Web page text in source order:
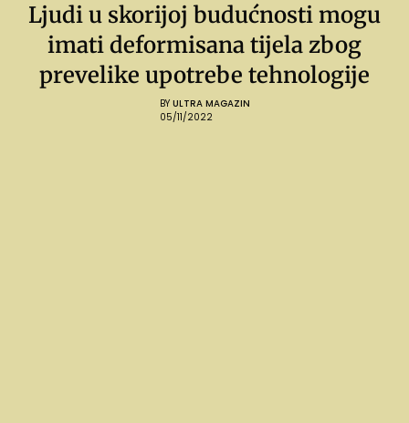
Ljudi u skorijoj budućnosti mogu
imati deformisana tijela zbog
prevelike upotrebe tehnologije
BY ULTRA MAGAZIN
05/11/2022